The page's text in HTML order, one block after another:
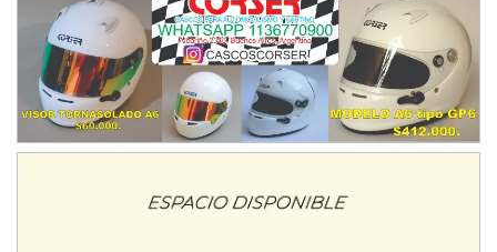
Villaguay (Entre Ríos)
VICTORIENSE - F7
El Cerro (Tierra)
Victoria (Entre Ríos)
PATAGONICO - F6